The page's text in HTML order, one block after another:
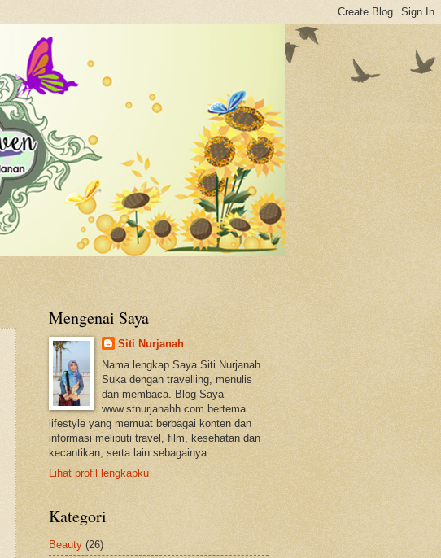
Mengenai Saya
Siti Nurjanah
Nama lengkap Saya Siti Nurjanah
Suka dengan travelling, menulis
dan membaca. Blog Saya
www.stnurjanahh.com bertema
lifestyle yang memuat berbagai konten dan
informasi meliputi travel, film, kesehatan dan
kecantikan, serta lain sebagainya.
Lihat profil lengkapku
Kategori
Beauty (26)